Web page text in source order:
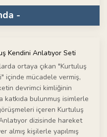
-
Kendini Anlatıyor Seti
ortaya çıkan "Kurtuluş
içinde mücadele vermiş,
devrimci kimliğinin
katkıda bulunmuş isimlerle
içeren Kurtuluş
dizisinde hareket
almış kişilerle yapılmış